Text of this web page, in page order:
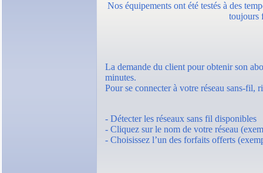
Nos équipements ont été testés à des
toujours
La demande du client pour obtenir son
minutes.
Pour se connecter à votre réseau sans-fil,
- Détecter les réseaux sans fil disponibles
- Cliquez sur le nom de votre réseau
- Choisissez l’un des forfaits offerts